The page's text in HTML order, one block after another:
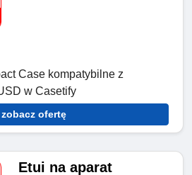
Case kompatybilne z
w Casetify
zobacz ofertę
Etui na aparat